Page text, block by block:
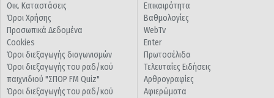
Οικ. Καταστάσεις
Όροι Χρήσης
Προσωπικά Δεδομένα
Cookies
Όροι διεξαγωγής διαγωνισμών
Όροι διεξαγωγής του ραδ/κού
παιχνιδιού "ΣΠΟΡ FM Quiz"
Όροι διεξαγωγής του ραδ/κού
Επικαιρότητα
Βαθμολογίες
WebTv
Enter
Πρωτοσέλιδα
Τελευταίες Ειδήσεις
Αρθρογραφίες
Αφιερώματα